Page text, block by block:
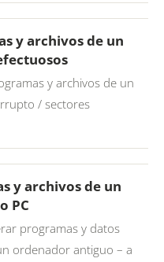
y archivos de un
y archivos de un
/ sectores
y archivos de un
PC
programas y datos
ordenador antiguo – a